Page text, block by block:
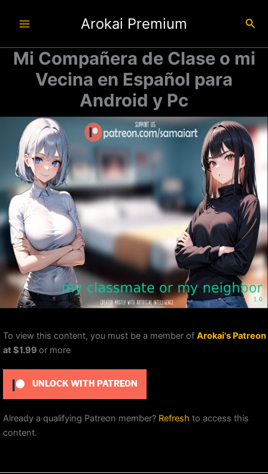
Arokai Premium
Mi Compañera de Clase o mi
Vecina en Español para
Android y Pc
To view this content, you must be a member of Arokai's Patreon
at $1.99 or more
UNLOCK WITH PATREON
Already a qualifying Patreon member? Refresh to access this
content.